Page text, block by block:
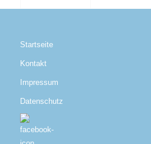
Startseite
Kontakt
Impressum
Datenschutz